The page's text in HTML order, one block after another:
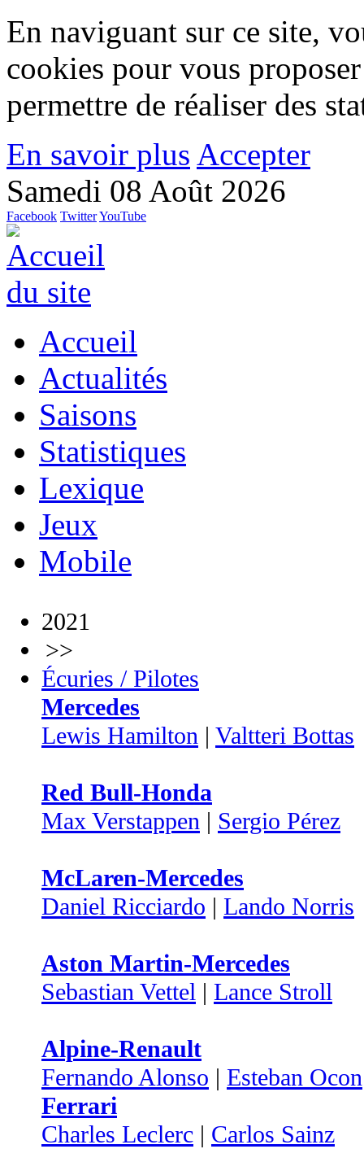
En naviguant sur ce site,
cookies pour vous
permettre de réaliser des
En savoir plus Accepter
Samedi 08 Août 2026
Facebook TwitterYouTube
Accueil
Actualités
Saisons
Statistiques
Lexique
Jeux
Mobile
2021
>>
Écuries / Pilotes
Mercedes
Lewis Hamilton | Valtteri Bottas
Red Bull-Honda
Max Verstappen | Sergio Pérez
McLaren-Mercedes
Daniel Ricciardo | Lando Norris
Aston Martin-Mercedes
Sebastian Vettel | Lance Stroll
Alpine-Renault
Fernando Alonso | Esteban Ocon
Ferrari
Charles Leclerc | Carlos Sainz